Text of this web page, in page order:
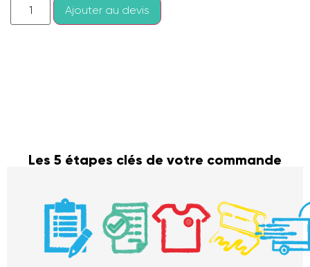
Ajouter au devis
Les 5 étapes clés de votre commande